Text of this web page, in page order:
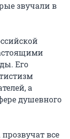
звучали в
Его
а
душевного
все